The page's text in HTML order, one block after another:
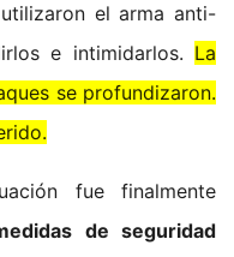
el arma anti-
e intimidarlos. La
se profundizaron.
fue finalmente
de seguridad